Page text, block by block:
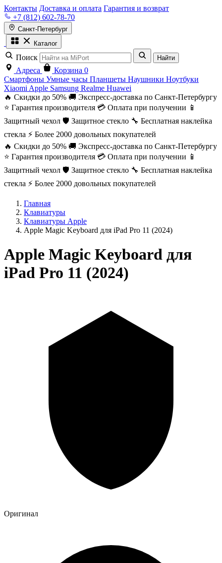
Контакты Доставка и оплата Гарантия и возврат
+7 (812) 602-78-70
Санкт-Петербург
Каталог
Поиск Найти
Адреса Корзина 0
Смартфоны Умные часы Планшеты Наушники Ноутбуки
Xiaomi Apple Samsung Realme Huawei
🔥 Скидки до 50% 🚚 Экспресс-доставка по Санкт-Петербургу
⭐ Гарантия производителя 💳 Оплата при получении 📱
Защитный чехол 🛡️ Защитное стекло 🔧 Бесплатная наклейка
стекла ⚡ Более 2000 довольных покупателей
🔥 Скидки до 50% 🚚 Экспресс-доставка по Санкт-Петербургу
⭐ Гарантия производителя 💳 Оплата при получении 📱
Защитный чехол 🛡️ Защитное стекло 🔧 Бесплатная наклейка
стекла ⚡ Более 2000 довольных покупателей
Главная
Клавиатуры
Клавиатуры Apple
Apple Magic Keyboard для iPad Pro 11 (2024)
Apple Magic Keyboard для
iPad Pro 11 (2024)
Оригинал